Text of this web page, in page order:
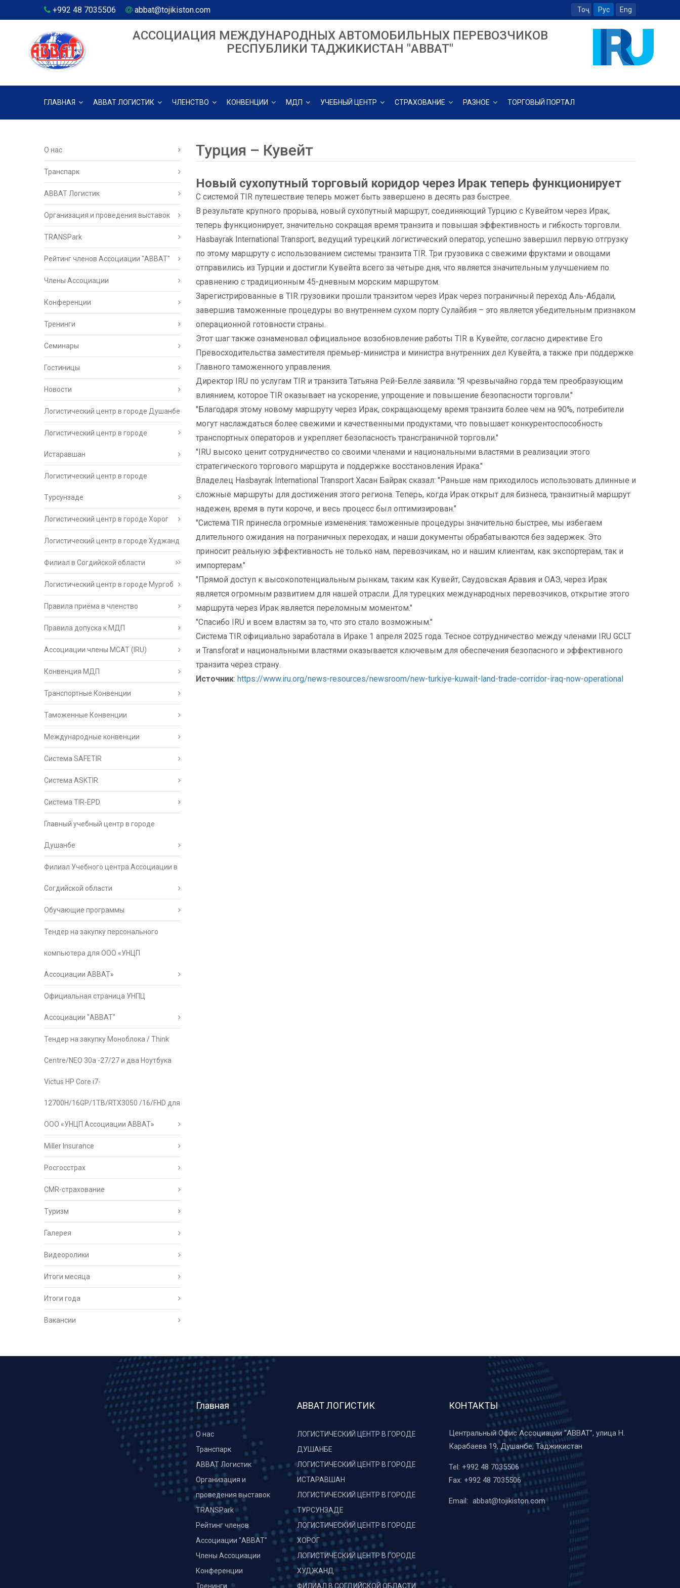
+992 48 7035506 abbat@tojikiston.com Тоҷ Рус Eng
АССОЦИАЦИЯ МЕЖДУНАРОДНЫХ АВТОМОБИЛЬНЫХ ПЕРЕВОЗЧИКОВ
РЕСПУБЛИКИ ТАДЖИКИСТАН "ABBAT"
ГЛАВНАЯ АВВАТ ЛОГИСТИК ЧЛЕНСТВО КОНВЕНЦИИ МДП УЧЕБНЫЙ ЦЕНТР СТРАХОВАНИЕ РАЗНОЕ ТОРГОВЫЙ ПОРТАЛ
О нас
Транспарк
ABBAT Логистик
Организация и проведения выставок
TRANSPark
Рейтинг членов Ассоциации "АВВАТ"
Члены Ассоциации
Конференции
Тренинги
Семинары
Гостиницы
Новости
Логистический центр в городе Душанбе
Логистический центр в городе
Истаравшан
Логистический центр в городе
Турсунзаде
Логистический центр в городе Хорог
Логистический центр в городе Худжанд
Филиал в Согдийской области
Логистический центр в городе Мургоб
Правила приёма в членство
Правила допуска к МДП
Ассоциации члены МСАТ (IRU)
Конвенция МДП
Транспортные Конвенции
Таможенные Конвенции
Международные конвенции
Система SAFETIR
Система ASKTIR
Система TIR-EPD
Главный учебный центр в городе
Душанбе
Филиал Учебного центра Ассоциации в
Согдийской области
Обучающие программы
Тендер на закупку персонального
компьютера для ООО «УНЦП
Ассоциации АВВАТ»
Официальная страница УНПЦ
Ассоциации "АВВАТ"
Тендер на закупку Моноблока / Think
Centre/NEO 30a -27/27 и два Ноутбука
Victus HP Core i7-
12700H/16GP/1TB/RTX3050 /16/FHD для
ООО «УНЦП Ассоциации АВВАТ»
Miller Insurance
Росгосстрах
CMR-страхование
Туризм
Галерея
Видеоролики
Итоги месяца
Итоги года
Вакансии
Турция – Кувейт
Новый сухопутный торговый коридор через Ирак теперь функционирует
С системой TIR путешествие теперь может быть завершено в десять раз быстрее.
В результате крупного прорыва, новый сухопутный маршрут, соединяющий Турцию с Кувейтом через Ирак,
теперь функционирует, значительно сокращая время транзита и повышая эффективность и гибкость торговли.
Hasbayrak International Transport, ведущий турецкий логистический оператор, успешно завершил первую отгрузку
по этому маршруту с использованием системы транзита TIR. Три грузовика с свежими фруктами и овощами
отправились из Турции и достигли Кувейта всего за четыре дня, что является значительным улучшением по
сравнению с традиционным 45-дневным морским маршрутом.
Зарегистрированные в TIR грузовики прошли транзитом через Ирак через пограничный переход Аль-Абдали,
завершив таможенные процедуры во внутреннем сухом порту Сулайбия – это является убедительным признаком
операционной готовности страны.
Этот шаг также ознаменовал официальное возобновление работы TIR в Кувейте, согласно директиве Его
Превосходительства заместителя премьер-министра и министра внутренних дел Кувейта, а также при поддержке
Главного таможенного управления.
Директор IRU по услугам TIR и транзита Татьяна Рей-Белле заявила: "Я чрезвычайно горда тем преобразующим
влиянием, которое TIR оказывает на ускорение, упрощение и повышение безопасности торговли."
"Благодаря этому новому маршруту через Ирак, сокращающему время транзита более чем на 90%, потребители
могут наслаждаться более свежими и качественными продуктами, что повышает конкурентоспособность
транспортных операторов и укрепляет безопасность трансграничной торговли."
"IRU высоко ценит сотрудничество со своими членами и национальными властями в реализации этого
стратегического торгового маршрута и поддержке восстановления Ирака."
Владелец Hasbayrak International Transport Хасан Байрак сказал: "Раньше нам приходилось использовать длинные и
сложные маршруты для достижения этого региона. Теперь, когда Ирак открыт для бизнеса, транзитный маршрут
надежен, время в пути короче, и весь процесс был оптимизирован."
"Система TIR принесла огромные изменения: таможенные процедуры значительно быстрее, мы избегаем
длительного ожидания на пограничных переходах, и наши документы обрабатываются без задержек. Это
приносит реальную эффективность не только нам, перевозчикам, но и нашим клиентам, как экспортерам, так и
импортерам."
"Прямой доступ к высокопотенциальным рынкам, таким как Кувейт, Саудовская Аравия и ОАЭ, через Ирак
является огромным развитием для нашей отрасли. Для турецких международных перевозчиков, открытие этого
маршрута через Ирак является переломным моментом."
"Спасибо IRU и всем властям за то, что это стало возможным."
Система TIR официально заработала в Ираке 1 апреля 2025 года. Тесное сотрудничество между членами IRU GCLT
и Transforat и национальными властями оказывается ключевым для обеспечения безопасного и эффективного
транзита через страну.
Источник: https://www.iru.org/news-resources/newsroom/new-turkiye-kuwait-land-trade-corridor-iraq-now-operational
Главная
О нас
Транспарк
ABBAT Логистик
Организация и
проведения выставок
TRANSPark
Рейтинг членов
Ассоциации "АВВАТ"
Члены Ассоциации
Конференции
Тренинги
АВВАТ ЛОГИСТИК
ЛОГИСТИЧЕСКИЙ ЦЕНТР В ГОРОДЕ
ДУШАНБЕ
ЛОГИСТИЧЕСКИЙ ЦЕНТР В ГОРОДЕ
ИСТАРАВШАН
ЛОГИСТИЧЕСКИЙ ЦЕНТР В ГОРОДЕ
ТУРСУНЗАДЕ
ЛОГИСТИЧЕСКИЙ ЦЕНТР В ГОРОДЕ
ХОРОГ
ЛОГИСТИЧЕСКИЙ ЦЕНТР В ГОРОДЕ
ХУДЖАНД
ФИЛИАЛ В СОГДИЙСКОЙ ОБЛАСТИ
КОНТАКТЫ
Центральный Офис Ассоциации “ABBAT”, улица Н.
Карабаева 19, Душанбе, Таджикистан
Tel: +992 48 7035506
Fax: +992 48 7035506
Email: abbat@tojikiston.com